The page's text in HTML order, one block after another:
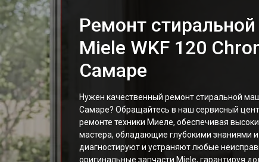
Ремонт
Miele WKF 120
Самаре
Нужен качественный ремонт стиральной
Самаре? Обращайтесь в наш сервисный
ремонте техники Миеле, обеспечивая
мастера, обладающие глубокими знаниями
диагностируют и устраняют любые
оригинальные запчасти Miele, гарантируя